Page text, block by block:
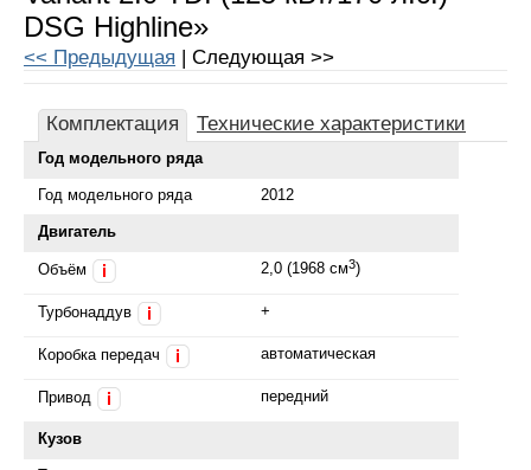
DSG Highline»
<< Предыдущая | Следующая >>
Комплектация Технические характеристики
Год модельного ряда
Год модельного ряда 2012
Двигатель
Объём 2,0 (1968 см3)
Турбонаддув +
Коробка передач автоматическая
Привод передний
Кузов